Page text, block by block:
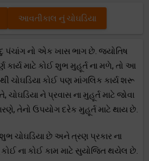
આવતીકાલ નું ચોઘડિયા
પંચાંગ નો એક ખાસ ભાગ છે. જ્યોતિષ
કાર્ય માટે કોઈ શુભ મુહૂર્ત ના મળે, તો આ
ચોઘડિયા કોઈ પણ માંગલિક કાર્ય શરૂ
ચોઘડિયા ને પ્રવાસ ના મુહૂર્ત માટે જોવા
તેનો ઉપયોગ દરેક મુહૂર્ત માટે થાય છે.
શુભ ચોઘડિયા છે અને ત્રણ પ્રકાર ના
ના કોઈ કામ માટે સુયોજિત થયેલ છે.